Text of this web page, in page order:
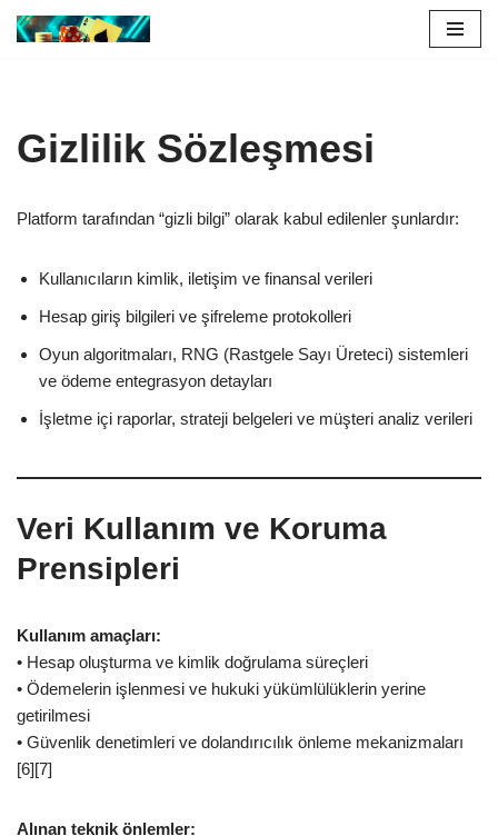
Gizlilik Sözleşmesi
Platform tarafından “gizli bilgi” olarak kabul edilenler şunlardır:
Kullanıcıların kimlik, iletişim ve finansal verileri
Hesap giriş bilgileri ve şifreleme protokolleri
Oyun algoritmaları, RNG (Rastgele Sayı Üreteci) sistemleri
ve ödeme entegrasyon detayları
İşletme içi raporlar, strateji belgeleri ve müşteri analiz verileri
Veri Kullanım ve Koruma
Prensipleri
Kullanım amaçları:
• Hesap oluşturma ve kimlik doğrulama süreçleri
• Ödemelerin işlenmesi ve hukuki yükümlülüklerin yerine
getirilmesi
• Güvenlik denetimleri ve dolandırıcılık önleme mekanizmaları
[6][7]
Alınan teknik önlemler: